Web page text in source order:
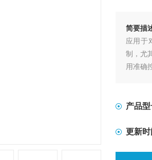
简要描
应用于
制，尤
用准确
产品型
更新时